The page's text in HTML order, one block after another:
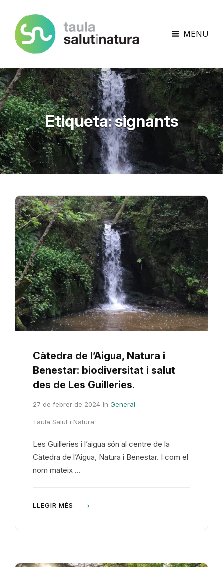
Taula Salut I Natura MENU
Etiqueta:signants
Càtedra de l’Aigua, Natura i
Benestar: biodiversitat i salut
des de Les Guilleries.
27 de febrer de 2024 In General
Taula Salut i Natura
Les Guilleries i l’aigua són al centre de la
Càtedra de l’Aigua, Natura i Benestar. I com el
nom mateix …
LLEGIR MÉS